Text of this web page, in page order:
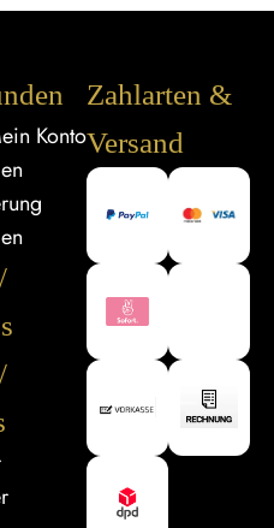
Konto
Zahlarten &
Versand